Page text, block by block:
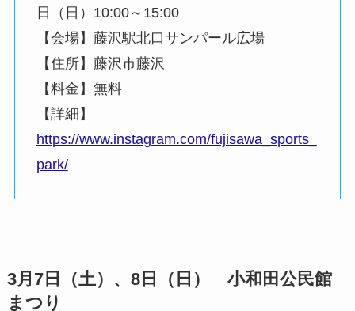
日（日）10:00～15:00
【会場】藤沢駅北口サンパール広場
【住所】藤沢市藤沢
【料金】無料
【詳細】
https://www.instagram.com/fujisawa_sports_
park/
3月7日（土）、8日（日） 小和田公民館
まつり